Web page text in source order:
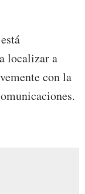
localizar a
con la